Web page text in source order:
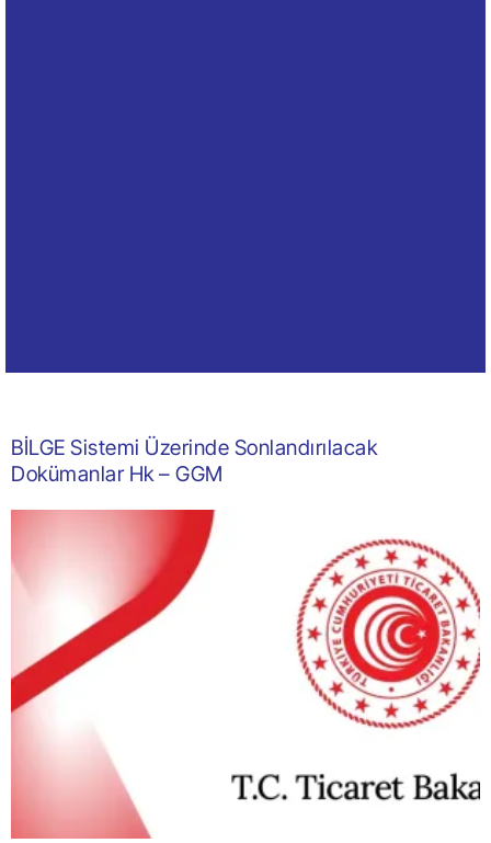
BİLGE Sistemi Üzerinde Sonlandırılacak
Dokümanlar Hk – GGM